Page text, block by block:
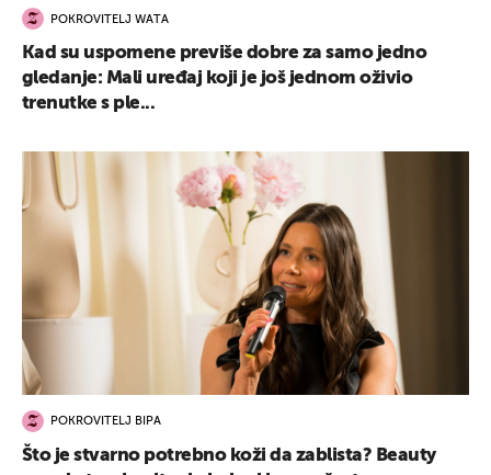
POKROVITELJ WATA
Kad su uspomene previše dobre za samo jedno
gledanje: Mali uređaj koji je još jednom oživio
trenutke s ple...
POKROVITELJ BIPA
Što je stvarno potrebno koži da zablista? Beauty